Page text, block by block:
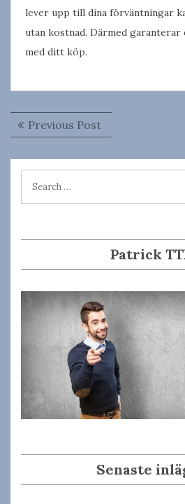
lever upp till dina förväntningar
utan kostnad. Därmed
med ditt köp.
Inläggsnavigering
Previous Post
post:
Patrick
Senaste